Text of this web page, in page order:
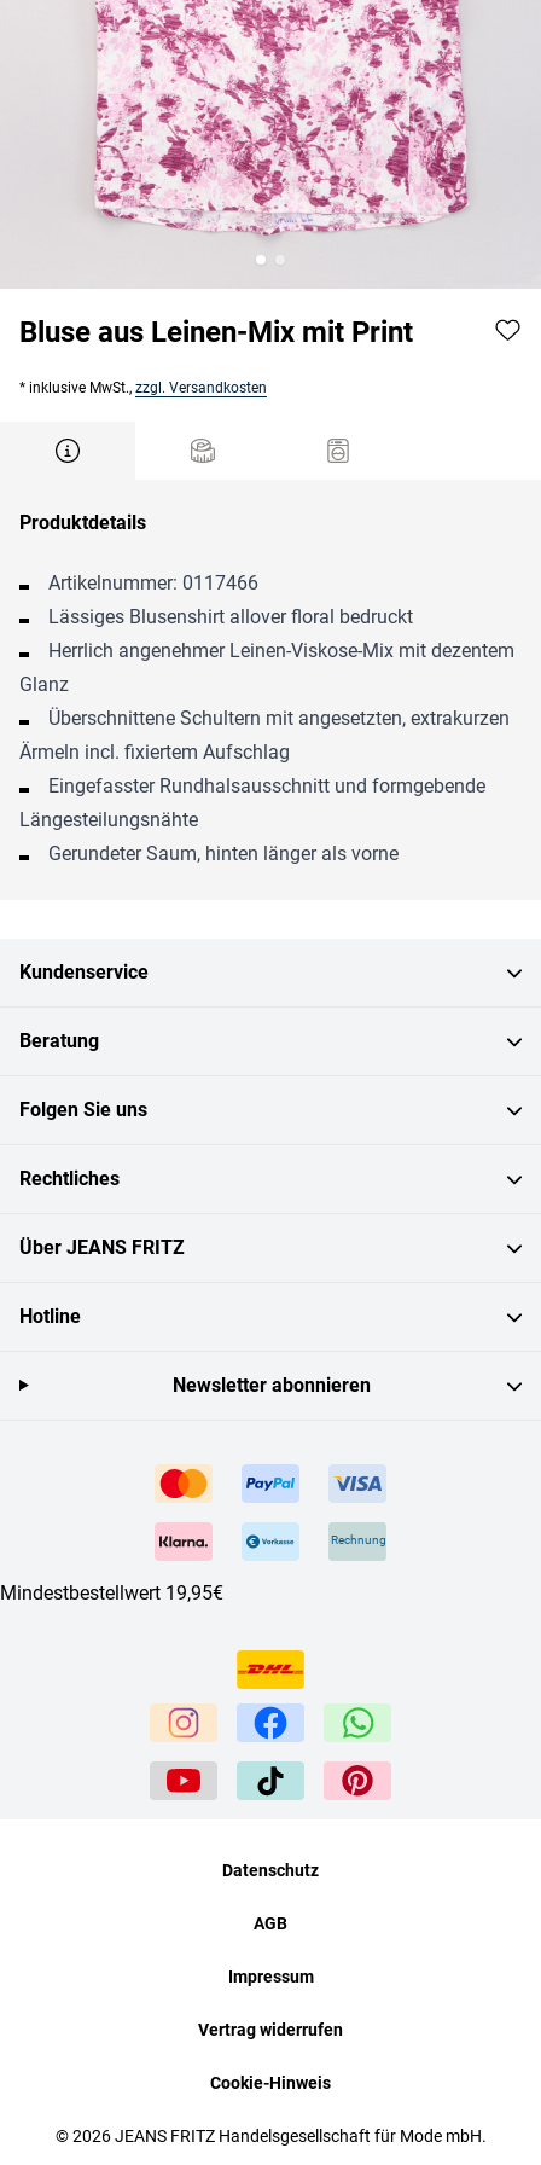
Bluse aus Leinen-Mix mit Print
* inklusive MwSt., zzgl. Versandkosten
Produktdetails
Artikelnummer: 0117466
Lässiges Blusenshirt allover floral bedruckt
Herrlich angenehmer Leinen-Viskose-Mix mit dezentem
Glanz
Überschnittene Schultern mit angesetzten, extrakurzen
Ärmeln incl. fixiertem Aufschlag
Eingefasster Rundhalsausschnitt und formgebende
Längesteilungsnähte
Gerundeter Saum, hinten länger als vorne
Kundenservice
Beratung
Folgen Sie uns
Rechtliches
Über JEANS FRITZ
Hotline
Rechnung
Mindestbestellwert 19,95€
Newsletter abonnieren
© 2026 JEANS FRITZ Handelsgesellschaft für Mode mbH.
Datenschutz
AGB
Impressum
Vertrag widerrufen
Cookie-Hinweis